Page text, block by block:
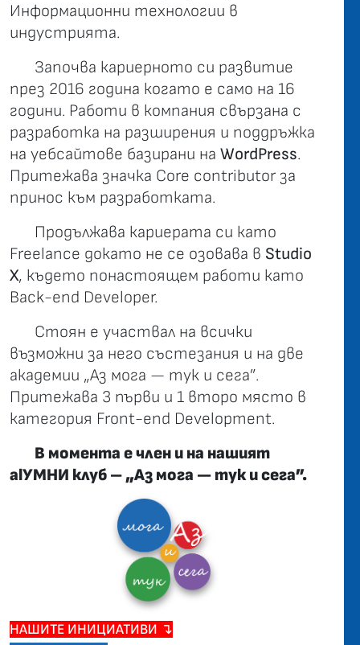
Информационни технологии в
индустрията.
Започва кариерното си развитие
през 2016 година когато е само на 16
години. Работи в компания свързана с
разработка на разширения и поддръжка
на уебсайтове базирани на WordPress.
Притежава значка Core contributor за
принос към разработката.
Продължава кариeрата си като
Freelance докато не се озовава в Studio
X, където понастоящем работи като
Back-end Developer.
Стоян е участвал на всички
възможни за него състезания и на две
академии „Аз мога — тук и сега”.
Притежава 3 първи и 1 второ място в
категория Front-end Development.
В момента е член и на нашият
alУМНИ клуб – „Аз мога — тук и сега”.
НАШИТЕ ИНИЦИАТИВИ ↴